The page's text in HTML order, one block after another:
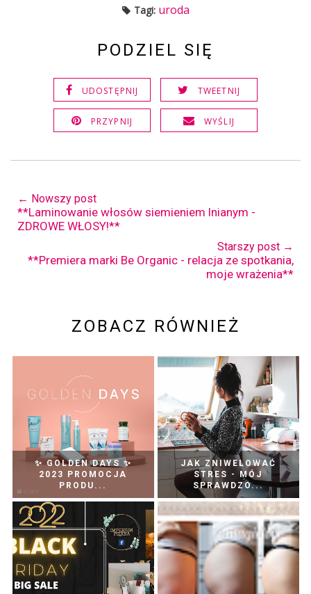
Tagi: uroda
PODZIEL SIĘ
UDOSTĘPNIJ TWEETNIJ
PRZYPNIJ WYŚLIJ
← Nowszy post
**Laminowanie włosów siemieniem lnianym -
ZDROWE WŁOSY!**
Starszy post →
**Premiera marki Be Organic - relacja ze spotkania,
moje wrażenia**
ZOBACZ RÓWNIEŻ
✨ GOLDEN DAYS ✨
2023 PROMOCJA
PRODU...
JAK ZNIWELOWAĆ
STRES - MÓJ
SPRAWDZO...